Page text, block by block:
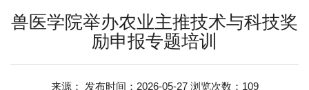
兽医学院举办农业主推技术与科技奖
励申报专题培训
来源： 发布时间：2026-05-27 浏览次数： 109